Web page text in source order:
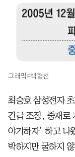
그래픽=백형선
최승호 삼성전자
긴급 조정, 중재로
야기하자’ 하고 나
박하지만 굴하지